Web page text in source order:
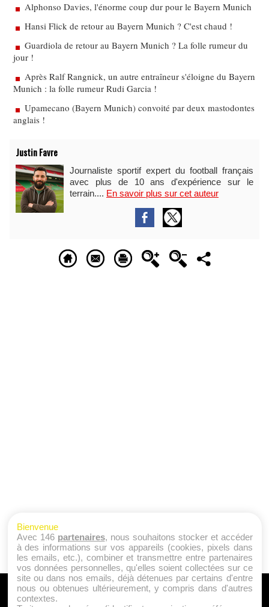
Alphonso Davies, l'énorme coup dur pour le Bayern Munich
Hansi Flick de retour au Bayern Munich ? C'est chaud !
Guardiola de retour au Bayern Munich ? La folle rumeur du
jour !
Après Ralf Rangnick, un autre entraîneur s'éloigne du Bayern
Munich : la folle rumeur Rudi Garcia !
Upamecano (Bayern Munich) convoité par deux mastodontes
anglais !
Justin Favre
Journaliste sportif expert du football français
avec plus de 10 ans d'expérience sur le
terrain.... En savoir plus sur cet auteur
A PROPOS
Bienvenue
Avec 146 partenaires, nous souhaitons stocker et accéder
à des informations sur vos appareils (cookies, pixels dans
les emails, etc.), combiner et transmettre entre partenaires
vos données personnelles, qu'elles soient collectées sur ce
site ou dans nos emails, déjà détenues par certains d'entre
nous ou obtenues ultérieurement, y compris dans d'autres
contextes.